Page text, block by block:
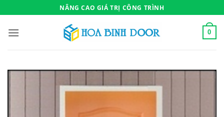
qua
nội
NÂNG CAO GIÁ TRỊ CÔNG TRÌNH
0